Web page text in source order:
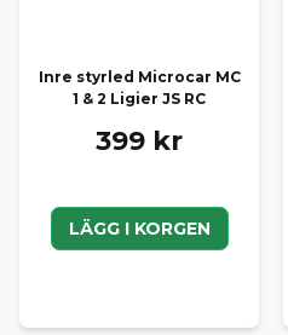
Inre styrled Microcar MC
1 & 2 Ligier JS RC
399 kr
LÄGG I KORGEN